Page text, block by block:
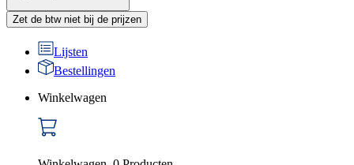
Zet de btw niet bij de prijzen
Lijsten
Bestellingen
Winkelwagen